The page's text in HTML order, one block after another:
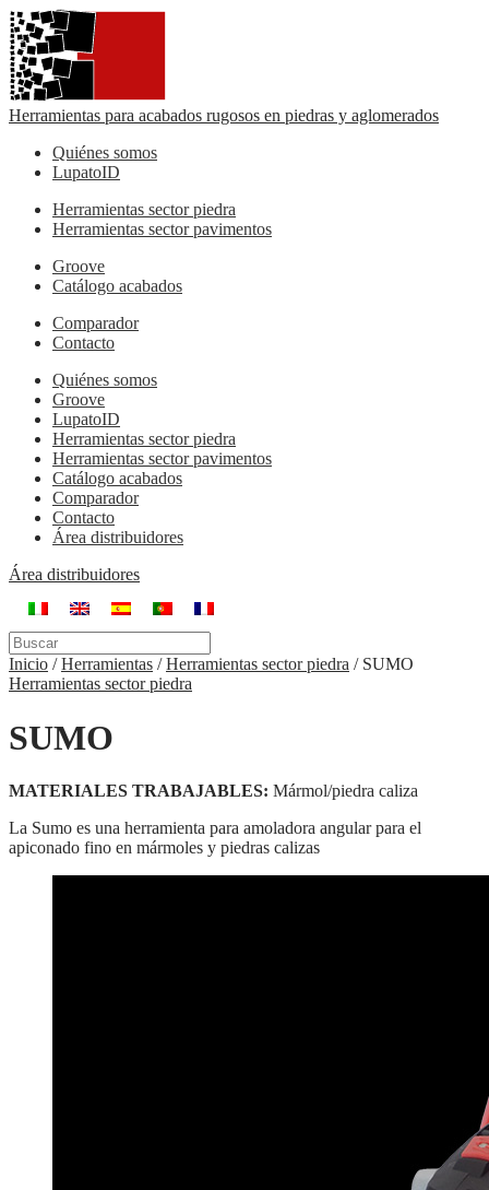
Herramientas para acabados rugosos en piedras y aglomerados
Quiénes somos
LupatoID
Herramientas sector piedra
Herramientas sector pavimentos
Groove
Catálogo acabados
Comparador
Contacto
Quiénes somos
Groove
LupatoID
Herramientas sector piedra
Herramientas sector pavimentos
Catálogo acabados
Comparador
Contacto
Área distribuidores
Área distribuidores
Inicio /Herramientas /Herramientas sector piedra / SUMO
Herramientas sector piedra
SUMO
MATERIALES TRABAJABLES: Mármol/piedra caliza
La Sumo es una herramienta para amoladora angular para el
apiconado fino en mármoles y piedras calizas